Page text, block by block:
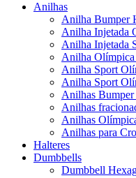
Anilhas
Anilha Bumper
Anilha Injetada
Anilha Injetada
Anilha Olímpica
Anilha Sport
Anilha Sport
Anilhas Bumper
Anilhas
Anilhas
Anilhas para
Halteres
Dumbbells
Dumbbell